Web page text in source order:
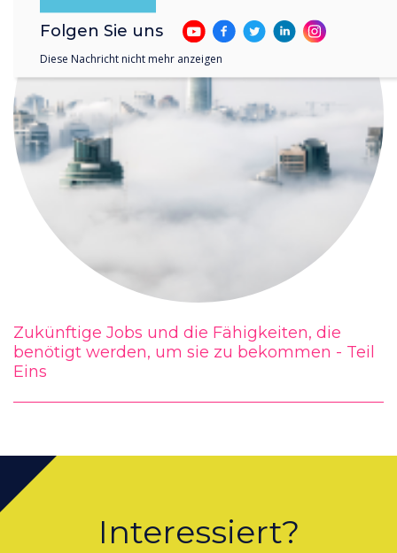
Zukünftige Jobs und die Fähigkeiten, die
benötigt werden, um sie zu bekommen - Teil
Eins
Interessiert?
Folgen Sie uns
Diese Nachricht nicht mehr anzeigen